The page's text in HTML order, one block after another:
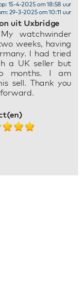
uit Uxbridge
15-4-2025 om 18:58 uur
29-3-2025 om 10:11 uur
watchwinder
weeks, having
I had tried
a UK seller but
months. I am
sell. Thank you